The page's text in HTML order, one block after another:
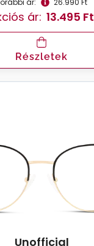
ár: 26.990 Ft
ár: 13.495 Ft
Részletek
Unofficial